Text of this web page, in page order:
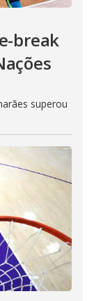
break
superou